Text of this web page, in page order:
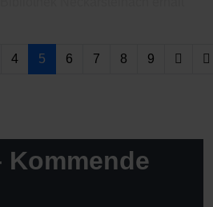
4 5 6 7 8 9
Kommende